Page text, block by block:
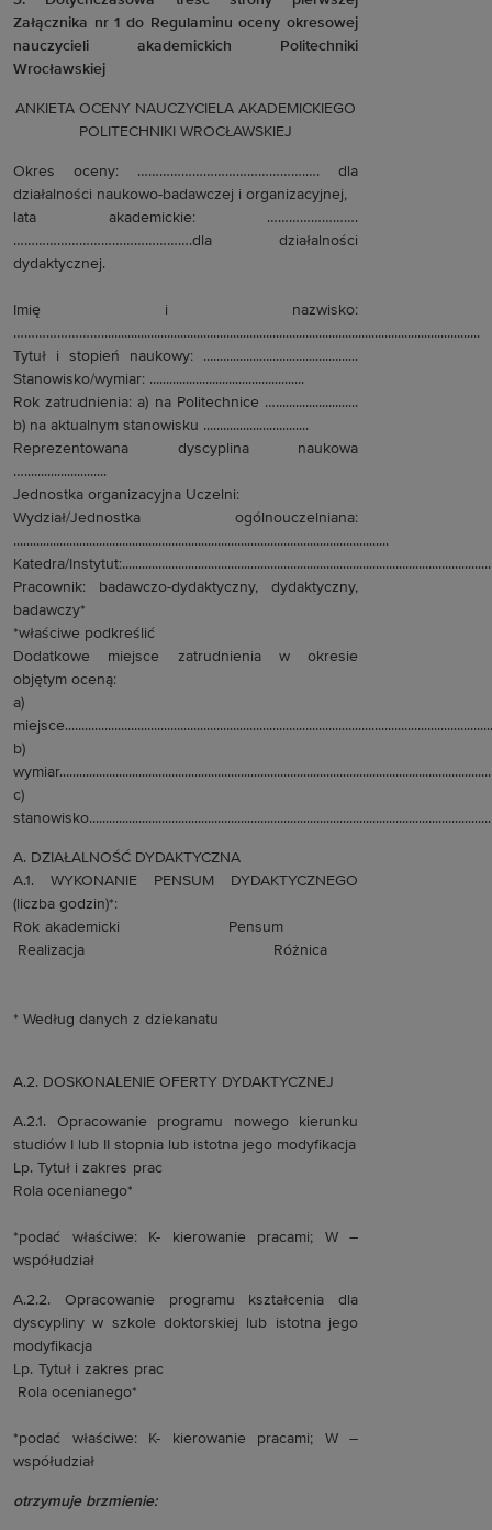
Załącznika nr 1 do Regulaminu oceny okresowej
nauczycieli akademickich Politechniki
Wrocławskiej
ANKIETA OCENY NAUCZYCIELA AKADEMICKIEGO
POLITECHNIKI WROCŁAWSKIEJ
Okres oceny: ……………………………………….…. dla
działalności naukowo-badawczej i organizacyjnej,
lata akademickie: …………………….
………………………………………….dla działalności
dydaktycznej.
Imię i nazwisko:
……………………...................................................................................................................
Tytuł i stopień naukowy: ...............................................
Stanowisko/wymiar: ...............................................
Rok zatrudnienia: a) na Politechnice ….........................
b) na aktualnym stanowisku ................................
Reprezentowana dyscyplina naukowa
….........................
Jednostka organizacyjna Uczelni:
Wydział/Jednostka ogólnouczelniana:
..................................................................................................................
Katedra/
Pracownik: badawczo-dydaktyczny, dydaktyczny,
badawczy*
*właściwe podkreślić
Dodatkowe miejsce zatrudnienia w okresie
objętym oceną:
a)
b)
c)
A. DZIAŁALNOŚĆ DYDAKTYCZNA
A.1. WYKONANIE PENSUM DYDAKTYCZNEGO
(liczba godzin)*:
Rok akademicki Pensum
Realizacja Różnica
* Według danych z dziekanatu
A.2. DOSKONALENIE OFERTY DYDAKTYCZNEJ
A.2.1. Opracowanie programu nowego kierunku
studiów I lub II stopnia lub istotna jego modyfikacja
Lp. Tytuł i zakres prac
Rola ocenianego*
*podać właściwe: K- kierowanie pracami; W –
współudział
A.2.2. Opracowanie programu kształcenia dla
dyscypliny w szkole doktorskiej lub istotna jego
modyfikacja
Lp. Tytuł i zakres prac
Rola ocenianego*
*podać właściwe: K- kierowanie pracami; W –
współudział
otrzymuje brzmienie: